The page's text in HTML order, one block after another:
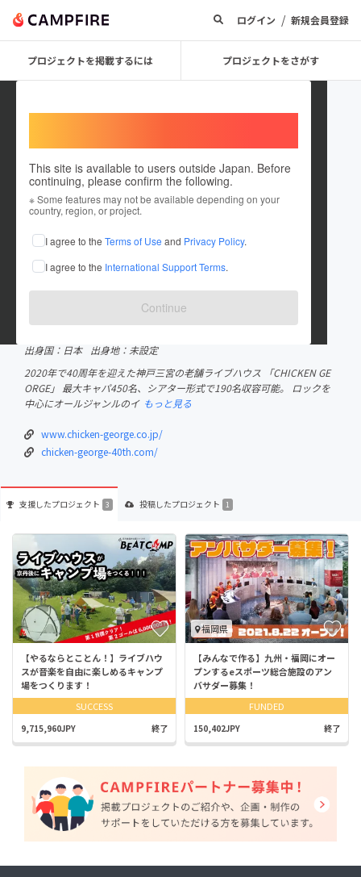
ログイン / 新規会員登録
プロジェクトを掲載するには プロジェクトをさがす
This site is available to users outside Japan. Before
continuing, please confirm the following.
※ Some features may not be available depending on your
country, region, or project.
I agree to the Terms of Use and Privacy Policy.
I agree to the International Support Terms.
Continue
chickengeorge40
これまでに3回支援して1件のプロジェクトを投稿しています
CAMPFIREクラウドファンディングアワード受賞履歴
出身国：日本
出身地：未設定
2020年で40周年を迎えた神戸三宮の老舗ライブハウス 「CHICKEN GE
ORGE」 最大キャパ450名、シアター形式で190名収容可能。 ロックを
中心にオールジャンルのイ もっと見る
www.chicken-george.co.jp/
chicken-george-40th.com/
支援したプロジェクト 3 投稿したプロジェクト 1
【やるならとことん！】ライブハウ
スが音楽を自由に楽しめるキャンプ
場をつくります！
SUCCESS
9,715,960JPY 終了
福岡県
【みんなで作る】九州・福岡にオー
プンするeスポーツ総合施設のアン
バサダー募集！
FUNDED
150,402JPY 終了